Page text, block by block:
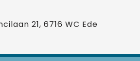
21, 6716 WC Ede